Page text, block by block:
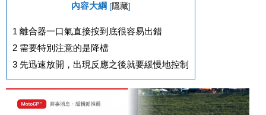
內容大綱 [隱藏]
1 離合器一口氣直接按到底很容易出錯
2 需要特別注意的是降檔
3 先迅速放開，出現反應之後就要緩慢地控制